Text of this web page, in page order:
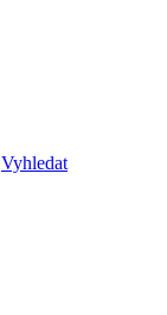
Vyhledat